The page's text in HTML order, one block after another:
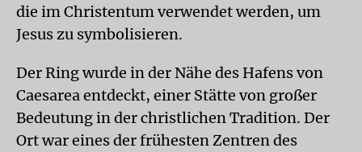
die im Christentum verwendet werden, um
Jesus zu symbolisieren.
Der Ring wurde in der Nähe des Hafens von
Caesarea entdeckt, einer Stätte von großer
Bedeutung in der christlichen Tradition. Der
Ort war eines der frühesten Zentren des